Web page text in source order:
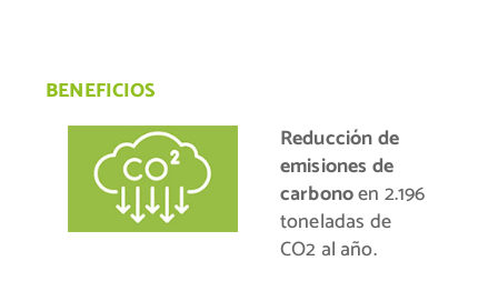
BENEFICIOS
Reducción de
emisiones de
carbonoen 2.196
toneladas de
CO2 al año.